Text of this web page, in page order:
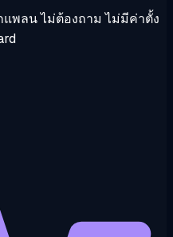
พลน ไม่ต้องถาม ไม่มีค่าตั้ง